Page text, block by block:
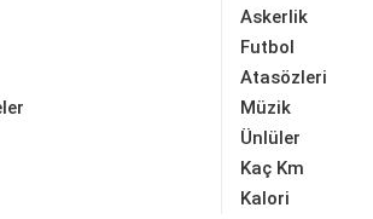
Askerlik
Futbol
Atasözleri
Müzik
Ünlüler
Kaç Km
Kalori